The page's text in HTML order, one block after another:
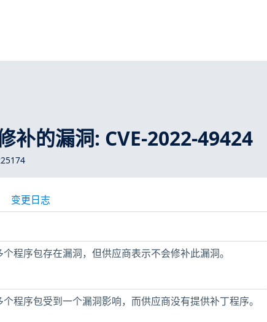
的漏洞: CVE-2022-49424
变更日志
程序包存在漏洞，但供应商表示不会修补此漏洞。
程序包受到一个漏洞影响，而供应商没有提供补丁程序。